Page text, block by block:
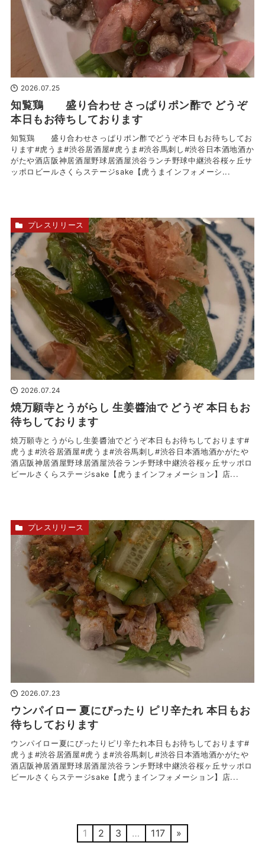
2026.07.25
知覧鶏 盛り合わせ さっぱりポン酢で どうぞ
本日もお待ちしております
知覧鶏 盛り合わせさっぱりポン酢でどうぞ本日もお待ちしてお
ります#虎うま#渋谷居酒屋#虎うま#渋谷馬刺し#渋谷日本酒地酒か
がたや酒店阪神居酒屋野球居酒屋渋谷ランチ野球中継渋谷桜ヶ丘サ
ッポロビールさくらステージsake【虎うまインフォメーシ...
2026.07.24
焼万願寺とうがらし 生姜醬油で どうぞ 本日もお
待ちしております
焼万願寺とうがらし生姜醬油でどうぞ本日もお待ちしております#
虎うま#渋谷居酒屋#虎うま#渋谷馬刺し#渋谷日本酒地酒かがたや
酒店阪神居酒屋野球居酒屋渋谷ランチ野球中継渋谷桜ヶ丘サッポロ
ビールさくらステージsake【虎うまインフォメーション】店...
プレスリリース
2026.07.23
ウンパイロー 夏にぴったり ピリ辛たれ 本日もお
待ちしております
ウンパイロー夏にぴったりピリ辛たれ本日もお待ちしております#
虎うま#渋谷居酒屋#虎うま#渋谷馬刺し#渋谷日本酒地酒かがたや
酒店阪神居酒屋野球居酒屋渋谷ランチ野球中継渋谷桜ヶ丘サッポロ
ビールさくらステージsake【虎うまインフォメーション】店...
プレスリリース
1 2 3 … 117 »